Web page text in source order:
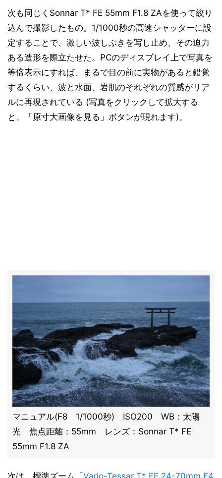
次も同じくSonnar T* FE 55mm F1.8 ZAを使って絞り
込んで撮影したもの。1/1000秒の高速シャッターに設
定することで、激しい波しぶきを写し止め、その迫力
ある造形を際立たせた。PCのディスプレイ上で写真を
等倍表示にすれば、まるで目の前に実物があると錯覚
するくらい、波と水面、岩肌のそれぞれの質感がリア
ルに再現されている (写真をクリックして拡大する
と、「原寸大画像を見る」ボタンが現れます)。
マニュアル(F8 1/1000秒) ISO200 WB：太陽
光 焦点距離：55mm レンズ：Sonnar T* FE
55mm F1.8 ZA
次は、標準ズーム「 Vario-Tessar T* FE 24-70mm F4